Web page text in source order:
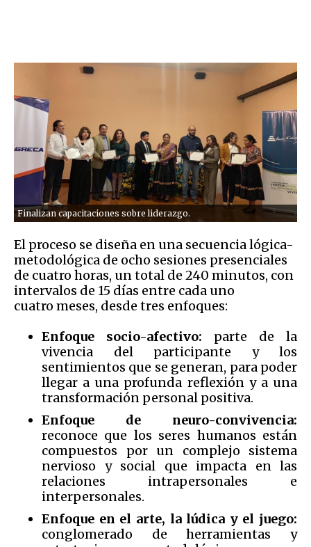
Finalizan capacitaciones sobre liderazgo.
El proceso se diseña en una secuencia lógica-
metodológica de ocho sesiones presenciales
de cuatro horas, un total de 240 minutos, con
intervalos de 15 días entre cada uno
cuatro meses, desde tres enfoques:
Enfoque socio-afectivo: parte de la
vivencia del participante y los
sentimientos que se generan, para poder
llegar a una profunda reflexión y a una
transformación personal positiva.
Enfoque de neuro-convivencia:
reconoce que los seres humanos están
compuestos por un complejo sistema
nervioso y social que impacta en las
relaciones intrapersonales e
interpersonales.
Enfoque en el arte, la lúdica y el juego:
conglomerado de herramientas y